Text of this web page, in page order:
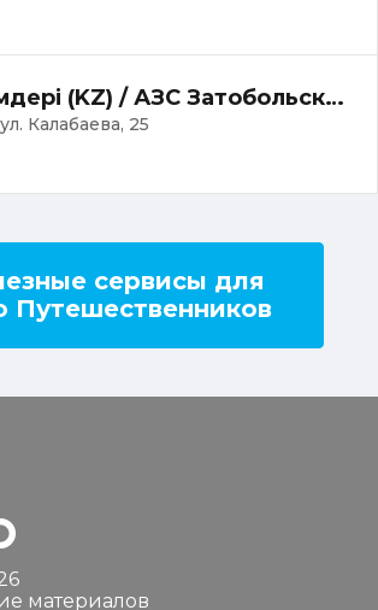
Мунай Онімдері (KZ) / АЗС Затобольская-2
Калабаева, 25
сервисы для
Путешественников
материалов